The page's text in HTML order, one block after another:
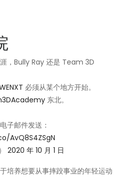
，Bully Ray 还是 Team 3D
必须从某个地方开始。
东北。
子邮件发送：
AvQ8S4ZSgN
2020 年 10 月 1 日
养想要从事摔跤事业的年轻运动